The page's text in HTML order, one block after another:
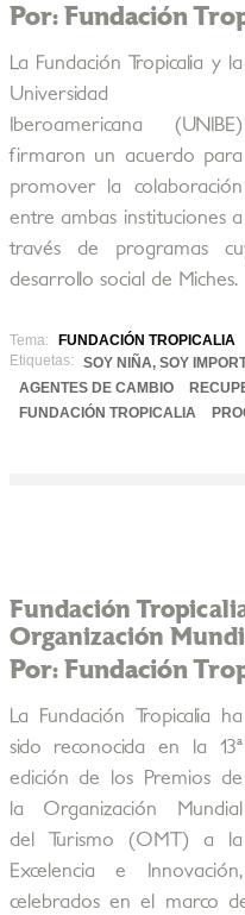
Por: Fundación
La Fundación Tropicalia y la
Universidad
Iberoamericana (UNIBE)
firmaron un acuerdo para
promover la colaboración
entre ambas instituciones a
través de programas
desarrollo social de Miches.
Tema:
FUNDACIÓN TROPICALIA
Etiquetas:
SOY NIÑA, SOY
AGENTES DE CAMBIO
FUNDACIÓN TROPICALIA
Fundación
Organización
Por: Fundación
La Fundación Tropicalia ha
sido reconocida en la 13ª
edición de los Premios de
la Organización Mundial
del Turismo (OMT) a la
Excelencia e Innovación,
celebrados en el marco